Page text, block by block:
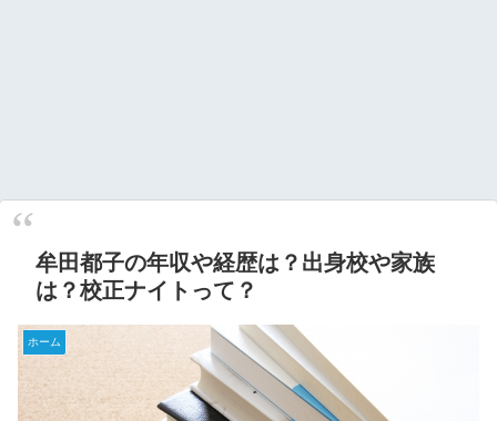
牟田都子の年収や経歴は？出身校や家族
は？校正ナイトって？
ホーム